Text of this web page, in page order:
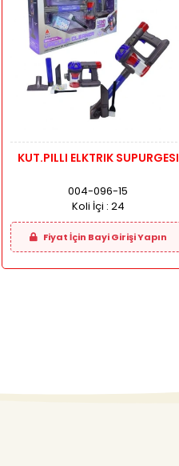
KUT.PILLI ELKTRIK SUPURGESI
004-096-15
Koli İçi : 24
Fiyat İçin Bayi Girişi Yapın